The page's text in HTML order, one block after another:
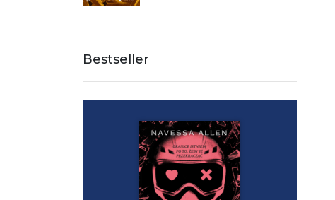
Bestseller